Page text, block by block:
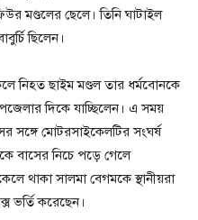
মণ্ডলের ছেলে। তিনি ঘাটাইল
ছিলেন।
নিহত ছাইম মণ্ডল তার ধর্মবোনকে
দিকে যাচ্ছিলেন। এ সময়
সঙ্গে মোটরসাইকেলটির সংঘর্ষ
বাসের নিচে পড়ে গেলে
থাকা সালমা বেগমকে স্থানীয়রা
ভর্তি করেছেন।